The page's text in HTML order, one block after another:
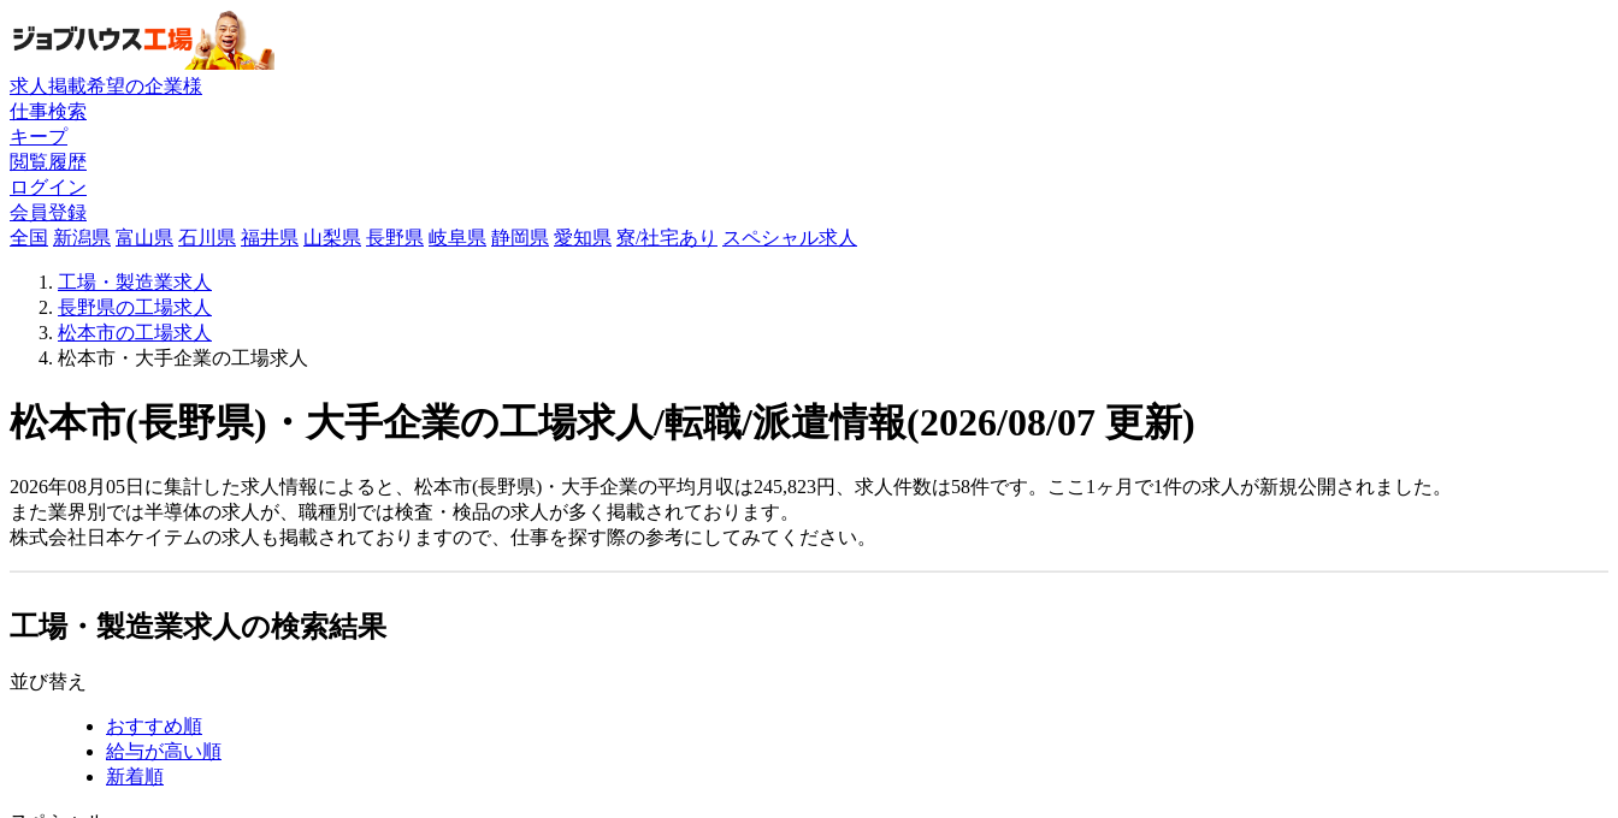
求人掲載希望の企業様
仕事検索
キープ
閲覧履歴
ログイン
会員登録
全国 新潟県 富山県 石川県 福井県 山梨県 長野県 岐阜県 静岡県 愛知県 寮/社宅あり スペシャル求人
工場・製造業求人
長野県の工場求人
松本市の工場求人
松本市・大手企業の工場求人
松本市(長野県)・大手企業の工場求人/転職/派遣情報(2026/08/07 更新)
2026年08月05日に集計した求人情報によると、松本市(長野県)・大手企業の平均月収は245,823円、求人件数は58件です。ここ1ヶ月で1件の求人が新規公開されました。
また業界別では半導体の求人が、職種別では検査・検品の求人が多く掲載されております。
株式会社日本ケイテムの求人も掲載されておりますので、仕事を探す際の参考にしてみてください。
工場・製造業求人の検索結果
並び替え
おすすめ順
給与が高い順
新着順